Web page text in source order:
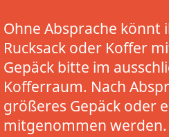
Ohne Absprache könnt
Rucksack oder Koffer
Gepäck bitte im
Kofferraum. Nach
größeres Gepäck oder
mitgenommen werden.